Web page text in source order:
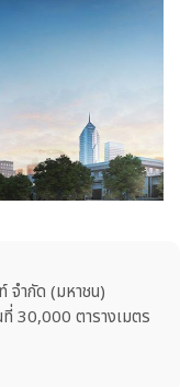
จำกัด (มหาชน)
30,000 ตารางเมตร